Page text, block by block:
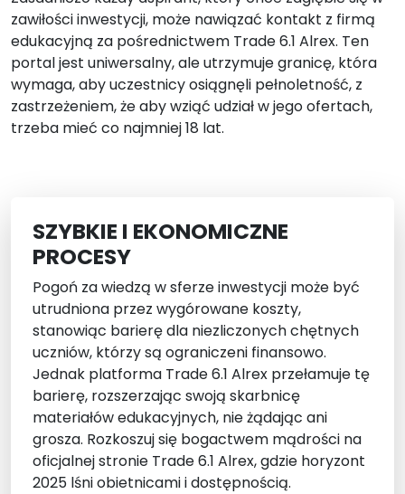
zawiłości inwestycji, może nawiązać kontakt z firmą
edukacyjną za pośrednictwem Trade 6.1 Alrex. Ten
portal jest uniwersalny, ale utrzymuje granicę, która
wymaga, aby uczestnicy osiągnęli pełnoletność, z
zastrzeżeniem, że aby wziąć udział w jego ofertach,
trzeba mieć co najmniej 18 lat.
SZYBKIE I EKONOMICZNE
PROCESY
Pogoń za wiedzą w sferze inwestycji może być
utrudniona przez wygórowane koszty,
stanowiąc barierę dla niezliczonych chętnych
uczniów, którzy są ograniczeni finansowo.
Jednak platforma Trade 6.1 Alrex przełamuje tę
barierę, rozszerzając swoją skarbnicę
materiałów edukacyjnych, nie żądając ani
grosza. Rozkoszuj się bogactwem mądrości na
oficjalnej stronie Trade 6.1 Alrex, gdzie horyzont
2025 lśni obietnicami i dostępnością.